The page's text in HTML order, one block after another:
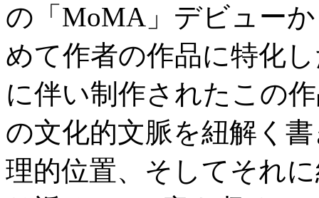
の「MoMA」デビュー
めて作者の作品に特化
に伴い制作されたこの
の文化的文脈を紐解く
理的位置、そしてそれ